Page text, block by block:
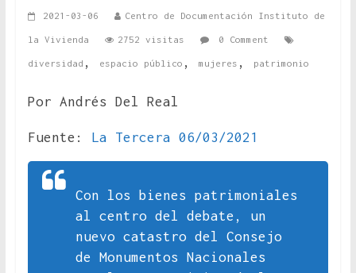
2021-03-06 Centro de Documentación Instituto de
la Vivienda 2752 visitas 0 Comment
diversidad , espacio público , mujeres , patrimonio
Por Andrés Del Real
Fuente: La Tercera 06/03/2021
Con los bienes patrimoniales
al centro del debate, un
nuevo catastro del Consejo
de Monumentos Nacionales